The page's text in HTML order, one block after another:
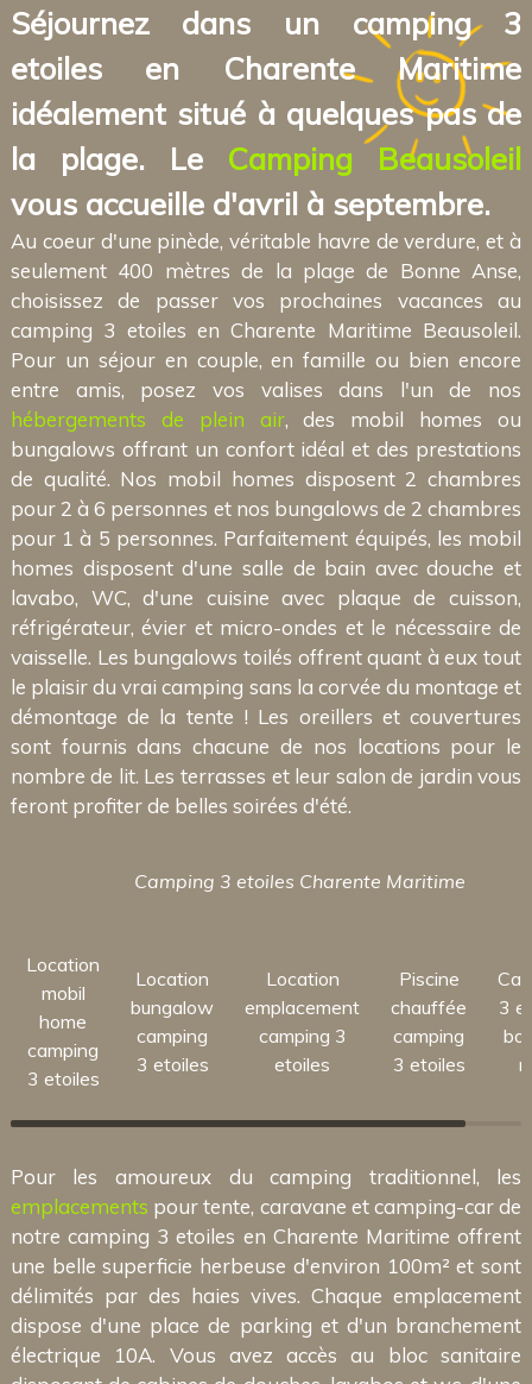
Séjournez dans un camping 3
etoiles en Charente Maritime
idéalement situé à quelques pas de
la plage. Le Camping Beausoleil
vous accueille d'avril à septembre.
Au coeur d'une pinède, véritable havre de verdure, et à
seulement 400 mètres de la plage de Bonne Anse,
choisissez de passer vos prochaines vacances au
camping 3 etoiles en Charente Maritime Beausoleil.
Pour un séjour en couple, en famille ou bien encore
entre amis, posez vos valises dans l'un de nos
hébergements de plein air, des mobil homes ou
bungalows offrant un confort idéal et des prestations
de qualité. Nos mobil homes disposent 2 chambres
pour 2 à 6 personnes et nos bungalows de 2 chambres
pour 1 à 5 personnes. Parfaitement équipés, les mobil
homes disposent d'une salle de bain avec douche et
lavabo, WC, d'une cuisine avec plaque de cuisson,
réfrigérateur, évier et micro-ondes et le nécessaire de
vaisselle. Les bungalows toilés offrent quant à eux tout
le plaisir du vrai camping sans la corvée du montage et
démontage de la tente ! Les oreillers et couvertures
sont fournis dans chacune de nos locations pour le
nombre de lit. Les terrasses et leur salon de jardin vous
feront profiter de belles soirées d'été.
Camping 3 etoiles Charente Maritime
Location
mobil
home
camping
3 etoiles
Location
bungalow
camping
3 etoiles
Location
emplacement
camping 3
etoiles
Piscine
chauffée
camping
3 etoiles
3
Pour les amoureux du camping traditionnel, les
emplacements pour tente, caravane et camping-car de
notre camping 3 etoiles en Charente Maritime offrent
une belle superficie herbeuse d'environ 100m² et sont
délimités par des haies vives. Chaque emplacement
dispose d'une place de parking et d'un branchement
électrique 10A. Vous avez accès au bloc sanitaire